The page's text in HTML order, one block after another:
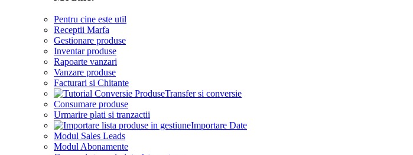
Pentru cine este util
Receptii Marfa
Gestionare produse
Inventar produse
Rapoarte vanzari
Vanzare produse
Facturari si Chitante
Transfer si conversie
Consumare produse
Urmarire plati si tranzactii
Importare Date
Modul Sales Leads
Modul Abonamente